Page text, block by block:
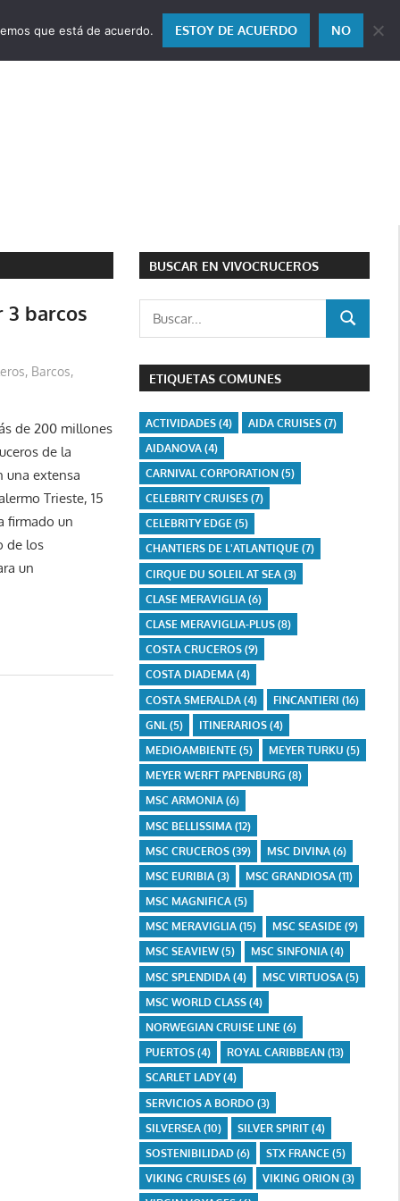
3 barcos
, Barcos,
de 200 millones
de la
una extensa
Trieste, 15
firmado un
de los
un
BUSCAR EN VIVOCRUCEROS
BUSCAR
ETIQUETAS COMUNES
ACTIVIDADES(4) AIDA CRUISES(7)
AIDANOVA(4)
CARNIVAL CORPORATION(5)
CELEBRITY CRUISES(7)
CELEBRITY EDGE(5)
CHANTIERS DE L'ATLANTIQUE(7)
CIRQUE DU SOLEIL AT SEA(3)
CLASE MERAVIGLIA(6)
CLASE MERAVIGLIA-PLUS(8)
COSTA CRUCEROS(9)
COSTA DIADEMA(4)
COSTA SMERALDA(4) FINCANTIERI (16)
GNL (5) ITINERARIOS(4)
MEDIOAMBIENTE (5) MEYER TURKU (5)
MEYER WERFT PAPENBURG (8)
MSC ARMONIA(6)
MSC BELLISSIMA(12)
MSC CRUCEROS(39) MSC DIVINA(6)
MSC EURIBIA(3) MSC GRANDIOSA(11)
MSC MAGNIFICA(5)
MSC MERAVIGLIA(15) MSC SEASIDE(9)
MSC SEAVIEW(5) MSC SINFONIA(4)
MSC SPLENDIDA(4) MSC VIRTUOSA(5)
MSC WORLD CLASS(4)
NORWEGIAN CRUISE LINE(6)
PUERTOS(4) ROYAL CARIBBEAN(13)
SCARLET LADY(4)
SERVICIOS A BORDO (3)
SILVERSEA(10) SILVER SPIRIT(4)
SOSTENIBILIDAD(6) STX FRANCE (5)
VIKING CRUISES(6) VIKING ORION(3)
que está de acuerdo. ESTOY DE ACUERDO NO